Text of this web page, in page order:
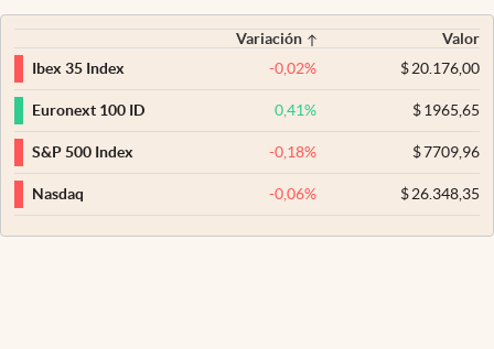
Variación
Valor
Ibex 35 Index
-0,02% $20.176,00
Euronext 100 ID 0,41% $1965,65
S&P 500 Index -0,18% $7709,96
Nasdaq -0,06% $26.348,35